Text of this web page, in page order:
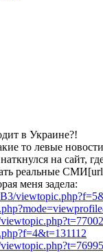
в Украине?!
то левые
на сайт,
реальные
меня задела: